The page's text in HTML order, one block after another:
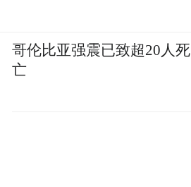
哥伦比亚强震已致超20人死
亡